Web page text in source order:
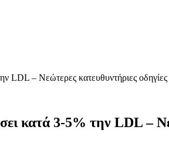
– Νεώτερες κατευθυντήριες οδηγίες
κατά 3-5% την LDL –